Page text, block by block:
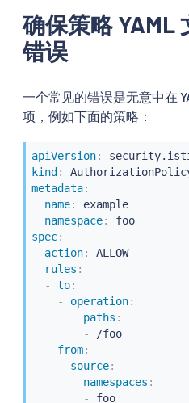
<redacted>
确保策略 YAML
错误
一个常见的错误是无意中在
项，例如下面的策略：
apiVersion:
kind :
metadata:
name:
example
namespace:
foo
spec:
action:
ALLOW
rules :
-
to:
-
operation:
paths :
-
/foo
-
from:
-
source:
namespaces :
-
foo